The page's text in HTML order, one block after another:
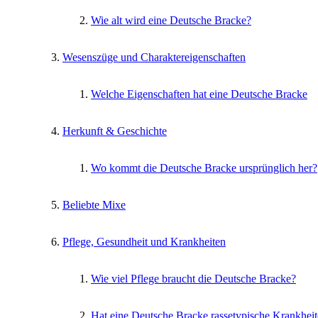
Wie alt wird eine Deutsche Bracke?
Wesenszüge und Charaktereigenschaften
Welche Eigenschaften hat eine Deutsche Bracke
Herkunft & Geschichte
Wo kommt die Deutsche Bracke ursprünglich her?
Beliebte Mixe
Pflege, Gesundheit und Krankheiten
Wie viel Pflege braucht die Deutsche Bracke?
Hat eine Deutsche Bracke rassetypische